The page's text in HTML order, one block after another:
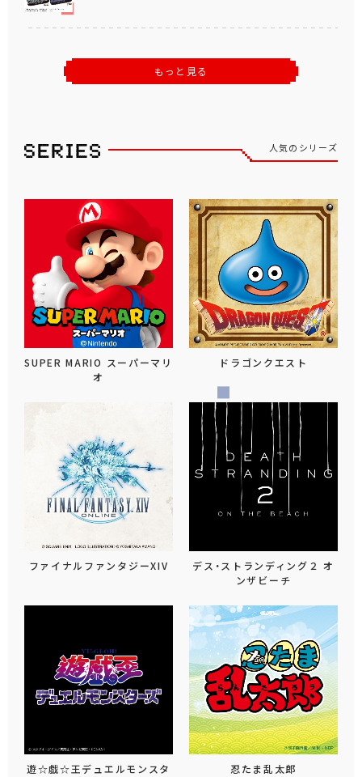
もっと見る
人気のシリーズ
SUPER MARIO スーパーマリ
オ
ドラゴンクエスト
ファイナルファンタジーXIV
デス・ストランディング２ オ
ンザビーチ
遊☆戯☆王デュエルモンスタ
忍たま乱太郎